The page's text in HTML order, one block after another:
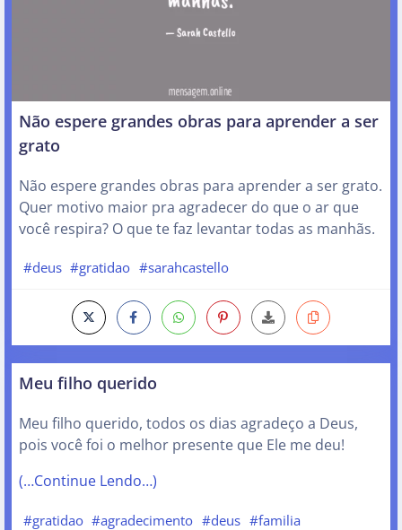
Não espere grandes obras para aprender a ser
grato
Não espere grandes obras para aprender a ser grato.
Quer motivo maior pra agradecer do que o ar que
você respira? O que te faz levantar todas as manhãs.
#deus #gratidao #sarahcastello
Meu filho querido
Meu filho querido, todos os dias agradeço a Deus,
pois você foi o melhor presente que Ele me deu!
(…Continue Lendo…)
#gratidao #agradecimento #deus #familia